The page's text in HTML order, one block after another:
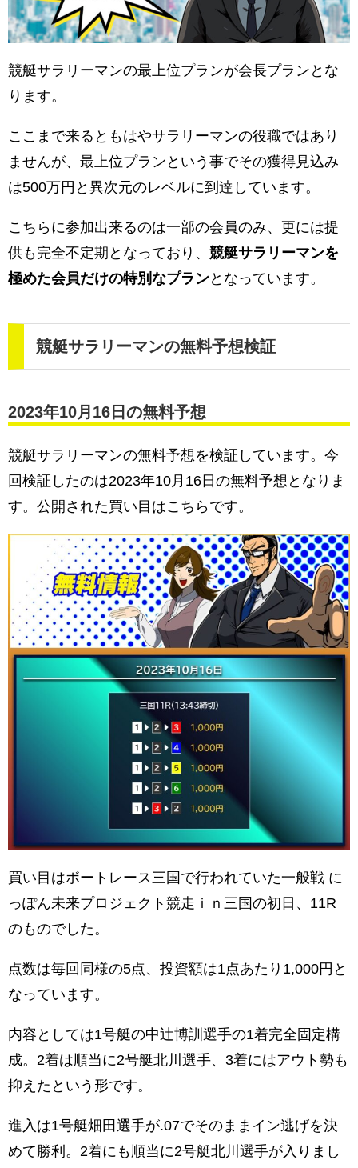
競艇サラリーマンの最上位プランが会長プランとな
ります。
ここまで来るともはやサラリーマンの役職ではあり
ませんが、最上位プランという事でその獲得見込み
は500万円と異次元のレベルに到達しています。
こちらに参加出来るのは一部の会員のみ、更には提
供も完全不定期となっており、 競艇サラリーマンを
極めた会員だけの特別なプランとなっています。
競艇サラリーマンの無料予想検証
2023年10月16日の無料予想
競艇サラリーマンの無料予想を検証しています。今
回検証したのは2023年10月16日の無料予想となりま
す。公開された買い目はこちらです。
買い目はボートレース三国で行われていた一般戦 に
っぽん未来プロジェクト競走ｉｎ三国の初日、11R
のものでした。
点数は毎回同様の5点、投資額は1点あたり1,000円と
なっています。
内容としては1号艇の中辻博訓選手の1着完全固定構
成。2着は順当に2号艇北川選手、3着にはアウト勢も
抑えたという形です。
進入は1号艇畑田選手が.07でそのままイン逃げを決
めて勝利。2着にも順当に2号艇北川選手が入りまし